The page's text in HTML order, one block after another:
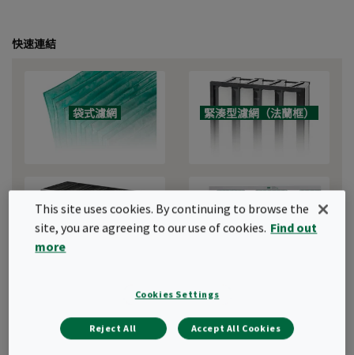
多褶板式濾網在延長住宅、商業建築、醫院以及無塵室行業中的空
風或回風中的較大顆粒物（例如粗顆粒和PM10），用以保護所有應
用中的中效濾網。
箱式濾網通常包括有法蘭和無法蘭的箱式濾網。它通常用於無塵室
應用中的空調系統和末端預過濾。
快速連結
袋式濾網 緊湊型濾網（法蘭框）
過濾棉
This site uses cookies. By continuing to browse the
site, you are agreeing to our use of cookies. Find out
more
Cookies Settings
Reject All Accept All Cookies